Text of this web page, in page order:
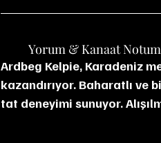
	Yorum & Kanaat Notum
Ardbeg Kelpie, Karadeniz
kazandırıyor. Baharatlı
tat deneyimi sunuyor.